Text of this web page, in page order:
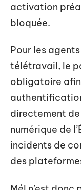
activation
bloquée.
Pour les
télétravail, le
obligatoire
directement
numérique de
incidents de
des